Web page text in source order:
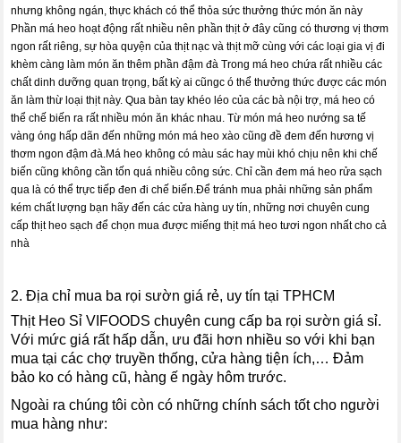
nhưng không ngán, thực khách có thể thỏa sức thưởng thức món ăn này
Phần má heo hoạt động rất nhiều nên phần thịt ở đây cũng có thương vị thơm
ngon rất riêng, sự hòa quyện của thịt nạc và thịt mỡ cùng với các loại gia vị đi
khèm càng làm món ăn thêm phần đậm đà Trong má heo chứa rất nhiều các
chất dinh dưỡng quan trọng, bất kỳ ai cũngc ó thể thưởng thức được các món
ăn làm thừ loại thịt này. Qua bàn tay khéo léo của các bà nội trợ, má heo có
thể chế biến ra rất nhiều món ăn khác nhau. Từ món má heo nướng sa tế
vàng óng hấp dãn đến những món má heo xào cũng đề đem đến hương vị
thơm ngon đậm đà.Má heo không có màu sác hay mùi khó chịu nên khi chế
biến cũng không cần tốn quá nhiều công sức. Chỉ cần đem má heo rửa sạch
qua là có thể trực tiếp đen đi chế biến.Để tránh mua phải những sản phẩm
kém chất lượng bạn hãy đến các cửa hàng uy tín, những nơi chuyên cung
cấp thịt heo sạch để chọn mua được miếng thịt má heo tươi ngon nhất cho cả
nhà
2. Địa chỉ mua ba rọi sườn giá rẻ, uy tín tại TPHCM
Thịt Heo Sỉ VIFOODS chuyên cung cấp ba rọi sườn giá sỉ.
Với mức giá rất hấp dẫn, ưu đãi hơn nhiều so với khi bạn
mua tại các chợ truyền thống, cửa hàng tiện ích,… Đảm
bảo ko có hàng cũ, hàng ế ngày hôm trước.
Ngoài ra chúng tôi còn có những chính sách tốt cho người
mua hàng như: